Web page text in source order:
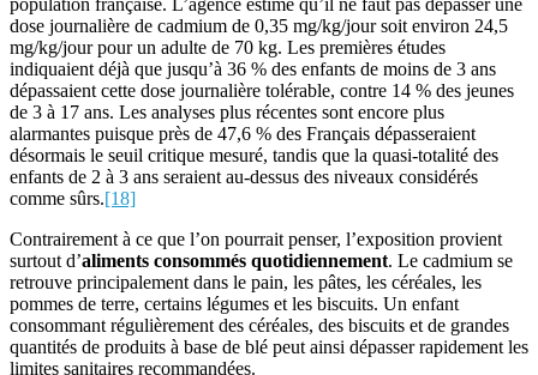
dose journalière de cadmium de 0,35 mg/kg/jour soit environ 24,5
mg/kg/jour pour un adulte de 70 kg. Les premières études
indiquaient déjà que jusqu’à 36 % des enfants de moins de 3 ans
dépassaient cette dose journalière tolérable, contre 14 % des jeunes
de 3 à 17 ans. Les analyses plus récentes sont encore plus
alarmantes puisque près de 47,6 % des Français dépasseraient
désormais le seuil critique mesuré, tandis que la quasi-totalité des
enfants de 2 à 3 ans seraient au-dessus des niveaux considérés
comme sûrs.[18]
Contrairement à ce que l’on pourrait penser, l’exposition provient
surtout d’aliments consommés quotidiennement. Le cadmium se
retrouve principalement dans le pain, les pâtes, les céréales, les
pommes de terre, certains légumes et les biscuits. Un enfant
consommant régulièrement des céréales, des biscuits et de grandes
quantités de produits à base de blé peut ainsi dépasser rapidement les
limites sanitaires recommandées.